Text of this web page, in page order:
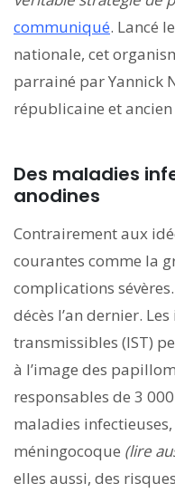
communiqué. Lancé
nationale, cet
parrainé par Yannick
républicaine et
Des maladies
anodines
Contrairement aux
courantes comme la
complications
décès l’an dernier.
transmissibles (IST)
à l’image des
responsables de 3
maladies
méningocoque (lire
elles aussi, des